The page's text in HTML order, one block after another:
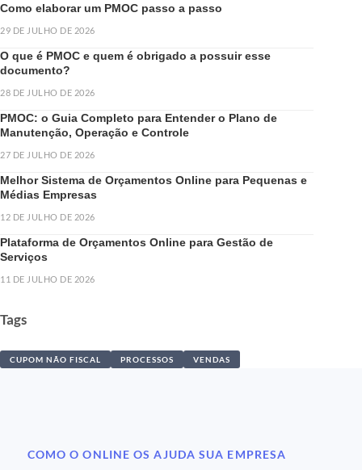
Como elaborar um PMOC passo a passo
29 DE JULHO DE 2026
O que é PMOC e quem é obrigado a possuir esse
documento?
28 DE JULHO DE 2026
PMOC: o Guia Completo para Entender o Plano de
Manutenção, Operação e Controle
27 DE JULHO DE 2026
Melhor Sistema de Orçamentos Online para Pequenas e
Médias Empresas
12 DE JULHO DE 2026
Plataforma de Orçamentos Online para Gestão de
Serviços
11 DE JULHO DE 2026
Tags
CUPOM NÃO FISCAL PROCESSOS VENDAS
COMO O ONLINE OS AJUDA SUA EMPRESA